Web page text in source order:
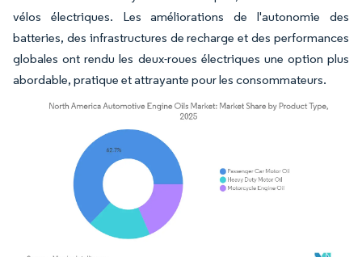
vélos électriques. Les améliorations de l'autonomie des
batteries, des infrastructures de recharge et des performances
globales ont rendu les deux-roues électriques une option plus
abordable, pratique et attrayante pour les consommateurs.